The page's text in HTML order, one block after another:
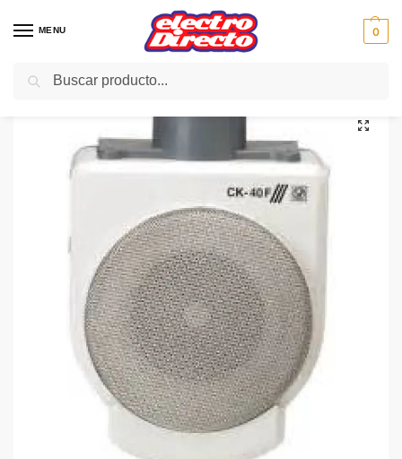
MENU 0
Inicio Gama blanca Extractores